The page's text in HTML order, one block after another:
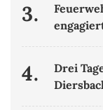
3.
4.
Drei